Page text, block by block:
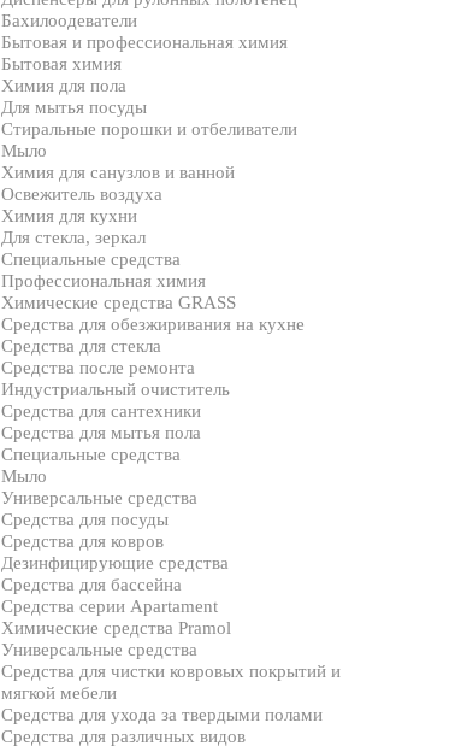
Бахилоодеватели
Бытовая и профессиональная химия
Бытовая химия
Химия для пола
Для мытья посуды
Стиральные порошки и отбеливатели
Мыло
Химия для санузлов и ванной
Освежитель воздуха
Химия для кухни
Для стекла, зеркал
Специальные средства
Профессиональная химия
Химические средства GRASS
Средства для обезжиривания на кухне
Средства для стекла
Средства после ремонта
Индустриальный очиститель
Средства для сантехники
Средства для мытья пола
Специальные средства
Мыло
Универсальные средства
Средства для посуды
Средства для ковров
Дезинфицирующие средства
Средства для бассейна
Средства серии Apartament
Химические средства Pramol
Универсальные средства
Средства для чистки ковровых покрытий и
мягкой мебели
Средства для ухода за твердыми полами
Средства для различных видов